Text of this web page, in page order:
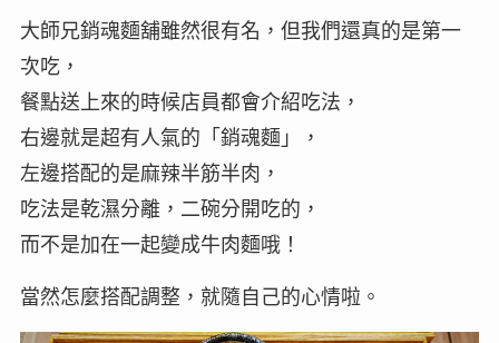
大師兄銷魂麵舖雖然很有名，但我們還真的是第一
次吃，
餐點送上來的時候店員都會介紹吃法，
右邊就是超有人氣的「銷魂麵」，
左邊搭配的是麻辣半筋半肉，
吃法是乾濕分離，二碗分開吃的，
而不是加在一起變成牛肉麵哦！
當然怎麼搭配調整，就隨自己的心情啦。